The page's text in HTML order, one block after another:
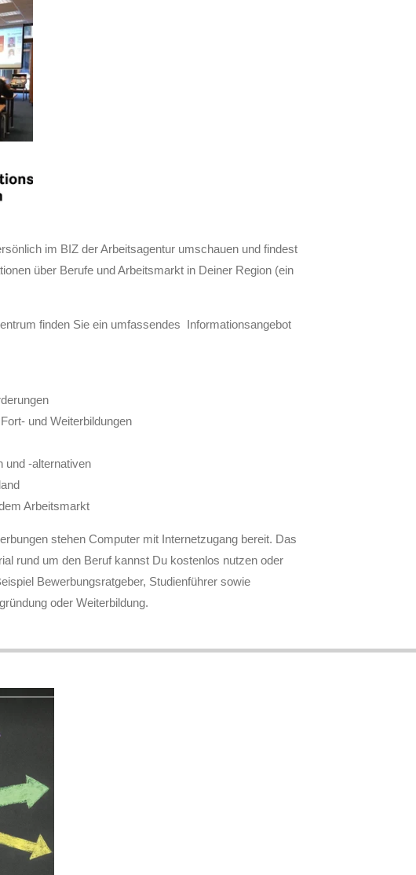
im BIZ der Arbeitsagentur umschauen und findest
über Berufe und Arbeitsmarkt in Deiner Region (ein
finden Sie ein umfassendes Informationsangebot
und Weiterbildungen
und -alternativen
Arbeitsmarkt
stehen Computer mit Internetzugang bereit. Das
rund um den Beruf kannst Du kostenlos nutzen oder
Bewerbungsratgeber, Studienführer sowie
oder Weiterbildung.